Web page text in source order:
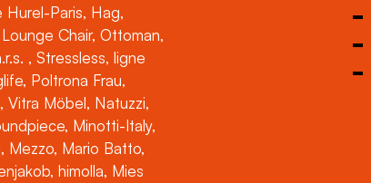
Hurel-Paris, Hag,
Chair, Ottoman,
, Stressless, ligne
Poltrona Frau,
Vitra Möbel, Natuzzi,
Minotti-Italy,
Mezzo, Mario Batto,
himolla, Mies